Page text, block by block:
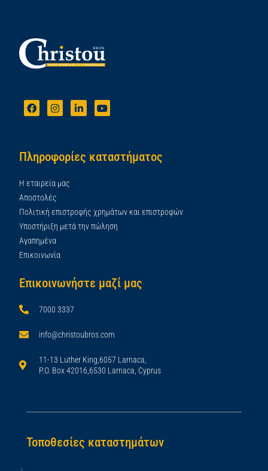
Πληροφορίες καταστήματος
Η εταιρεία μας
Αποστολές
Πολιτική επιστροφής χρημάτων και επιστροφών
Υποστήριξη μετά την πώληση
Αγαπημένα
Επικοινωνία
Επικοινωνήστε μαζί μας
7000 3337
info@christoubros.com
11-13 Luther King,6057 Larnaca,
P.O. Box 42016,6530 Larnaca, Cyprus
Τοποθεσίες καταστημάτων